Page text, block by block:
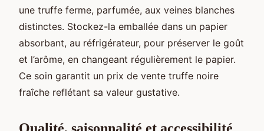
une truffe ferme, parfumée, aux veines blanches
distinctes. Stockez-la emballée dans un papier
absorbant, au réfrigérateur, pour préserver le goût
et l’arôme, en changeant régulièrement le papier.
Ce soin garantit un prix de vente truffe noire
fraîche reflétant sa valeur gustative.